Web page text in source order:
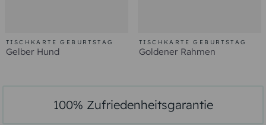
TISCHKARTE GEBURTSTAG
Gelber Hund
TISCHKARTE GEBURTSTAG
Goldener Rahmen
100% Zufriedenheitsgarantie